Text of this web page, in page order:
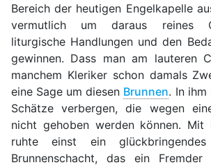
Bereich der heutigen Engelkapelle
vermutlich um daraus reines
liturgische Handlungen und den
gewinnen. Dass man am lauteren
manchem Kleriker schon damals
eine Sage um diesen Brunnen. In ihm
Schätze verbergen, die wegen
nicht gehoben werden können. Mit
ruhte einst ein
Brunnenschacht, das ein